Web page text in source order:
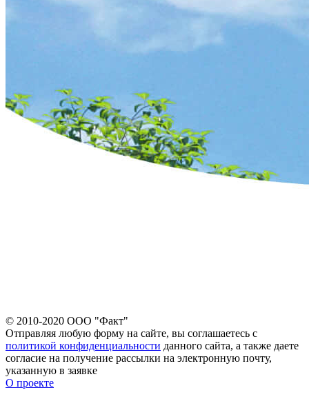
© 2010-2020 ООО "Факт"
Отправляя любую форму на сайте, вы соглашаетесь с
политикой конфиденциальности данного сайта, а также даете
согласие на получение рассылки на электронную почту,
указанную в заявке
О проекте